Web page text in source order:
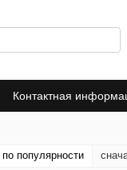
Контактная
по популярности